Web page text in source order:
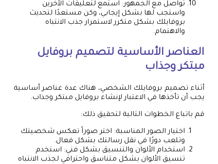
تواصل مع الجمهور: استمع لتعليقات الآخرين
واستجب لها بشكل إيجابي، وكن مستعدًا لتحديث
بروفايلك بشكل متكرر لاستمرار جذب الانتباه
والاهتمام.
العناصر الأساسية لتصميم بروفايل
مبتكر وجذاب
أثناء تصميم بروفايلك الشخصي، هناك عدة عناصر أساسية
يجب أن تأخذها في الاعتبار لإنشاء بروفايل مبتكر وجذاب.
قم باتباع الخطوات التالية لتحقيق ذلك:
اختيار الصور المناسبة: اختر صوراً تعكس شخصيتك
وتلعب دورًا في نقل رسالتك بشكل فعال.
استخدام الألوان والتنسيق بشكل فني: استخدم
تنسيق الألوان بشكل متناسق واحترافي لجذب الانتباه